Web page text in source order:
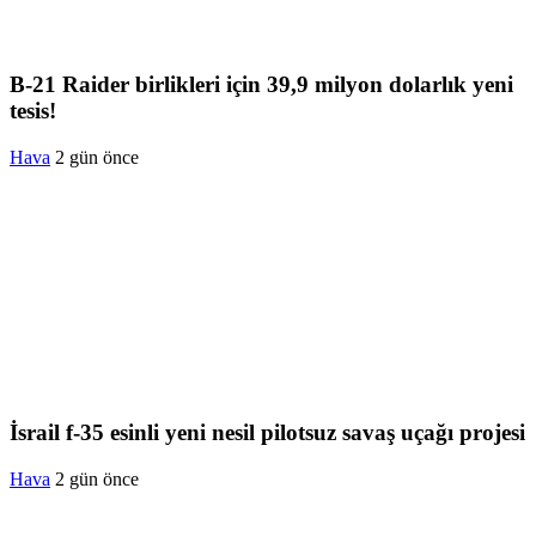
B-21 Raider birlikleri için 39,9 milyon dolarlık yeni
tesis!
Hava 2 gün önce
İsrail f-35 esinli yeni nesil pilotsuz savaş uçağı projesi
Hava 2 gün önce